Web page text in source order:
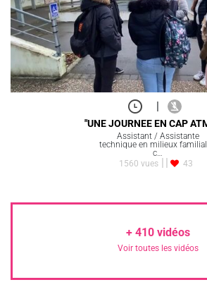
|
"UNE JOURNEE EN CAP
Assistant / Assistante
technique en milieux
c…
1560 vues
43
+ 410vidéos
Voir toutes les vidéos